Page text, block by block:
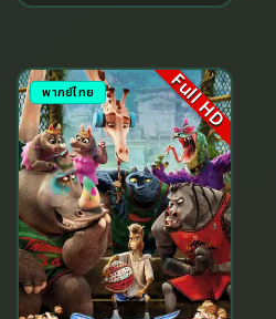
พากย์ไทย Full HD